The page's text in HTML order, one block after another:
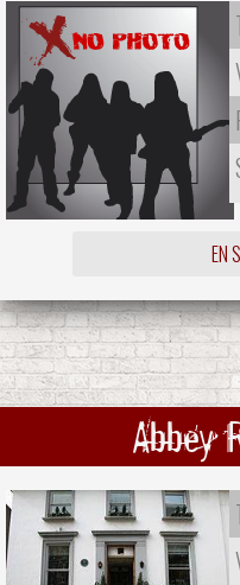
EN
Abbey